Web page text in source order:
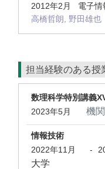
2012年2月 電子情
高橋哲朗, 野田雄也
担当経験のある授
数理科学特別講義
2023年5月
機関
情報技術
2022年11月
-
大学